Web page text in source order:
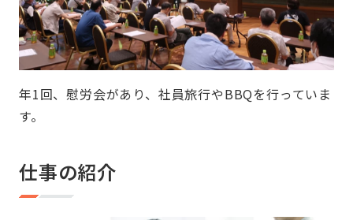
年1回、慰労会があり、社員旅行やBBQを行っていま
す。
仕事の紹介